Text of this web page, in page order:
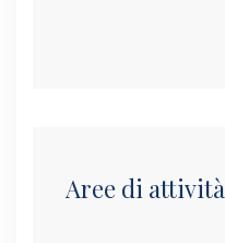
Aree di attività